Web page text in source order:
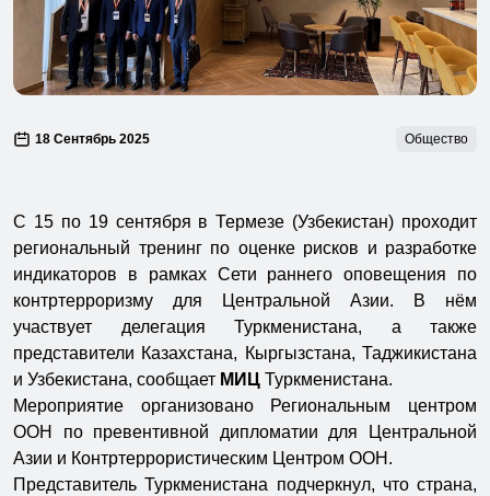
18 Сентябрь 2025 Общество
С 15 по 19 сентября в Термезе (Узбекистан) проходит
региональный тренинг по оценке рисков и разработке
индикаторов в рамках Сети раннего оповещения по
контртерроризму для Центральной Азии. В нём
участвует делегация Туркменистана, а также
представители Казахстана, Кыргызстана, Таджикистана
и Узбекистана, сообщает МИЦ Туркменистана.
Мероприятие организовано Региональным центром
ООН по превентивной дипломатии для Центральной
Азии и Контртеррористическим Центром ООН.
Представитель Туркменистана подчеркнул, что страна,